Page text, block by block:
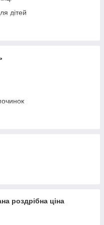
дітей
роздрібна ціна